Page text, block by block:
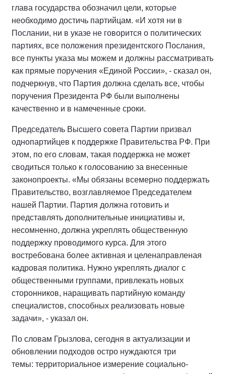
глава государства обозначил цели, которые
необходимо достичь партийцам. «И хотя ни в
Послании, ни в указе не говорится о политических
партиях, все положения президентского Послания,
все пункты указа мы можем и должны рассматривать
как прямые поручения «Единой России», - сказал он,
подчеркнув, что Партия должна сделать все, чтобы
поручения Президента РФ были выполнены
качественно и в намеченные сроки.
Председатель Высшего совета Партии призвал
однопартийцев к поддержке Правительства РФ. При
этом, по его словам, такая поддержка не может
сводиться только к голосованию за внесенные
законопроекты. «Мы обязаны всемерно поддержать
Правительство, возглавляемое Председателем
нашей Партии. Партия должна готовить и
представлять дополнительные инициативы и,
несомненно, должна укреплять общественную
поддержку проводимого курса. Для этого
востребована более активная и целенаправленая
кадровая политика. Нужно укреплять диалог с
общественными группами, привлекать новых
сторонников, наращивать партийную команду
специалистов, способных реализовать новые
задачи», - указал он.
По словам Грызлова, сегодня в актуализации и
обновлении подходов остро нуждаются три
темы: территориальное измерение социально-